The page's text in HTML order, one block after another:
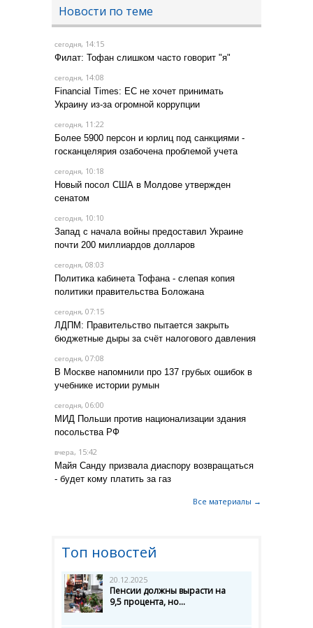
Новости по теме
сегодня, 14:15
Филат: Тофан слишком часто говорит "я"
сегодня, 14:08
Financial Times: ЕС не хочет принимать
Украину из-за огромной коррупции
сегодня, 11:22
Более 5900 персон и юрлиц под санкциями -
госканцелярия озабочена проблемой учета
сегодня, 10:18
Новый посол США в Молдове утвержден
сенатом
сегодня, 10:10
Запад с начала войны предоставил Украине
почти 200 миллиардов долларов
сегодня, 08:03
Политика кабинета Тофана - слепая копия
политики правительства Боложана
сегодня, 07:15
ЛДПМ: Правительство пытается закрыть
бюджетные дыры за счёт налогового давления
сегодня, 07:08
В Москве напомнили про 137 грубых ошибок в
учебнике истории румын
сегодня, 06:00
МИД Польши против национализации здания
посольства РФ
вчера, 15:42
Майя Санду призвала диаспору возвращаться
- будет кому платить за газ
Все материалы →
Топ новостей
20.12.2025
Пенсии должны вырасти на
9,5 процента, но...